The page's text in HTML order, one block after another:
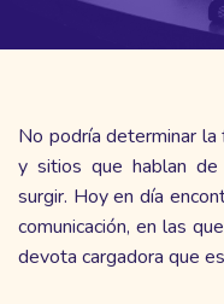
No podría determinar la
y sitios que hablan de
surgir. Hoy en día
comunicación, en las
devota cargadora que